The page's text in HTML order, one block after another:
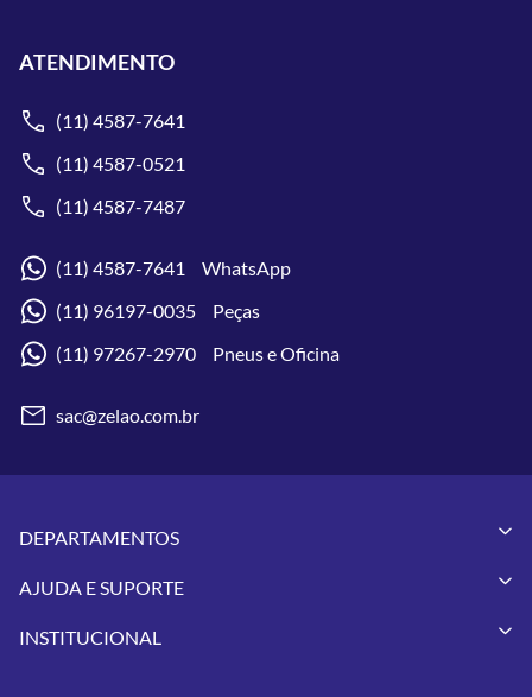
ATENDIMENTO
(11) 4587-7641
(11) 4587-0521
(11) 4587-7487
(11) 4587-7641 WhatsApp
(11) 96197-0035 Peças
(11) 97267-2970 Pneus e Oficina
sac@zelao.com.br
DEPARTAMENTOS
Vestuários
Pneus
AJUDA E SUPORTE
Meus Pedidos
INSTITUCIONAL